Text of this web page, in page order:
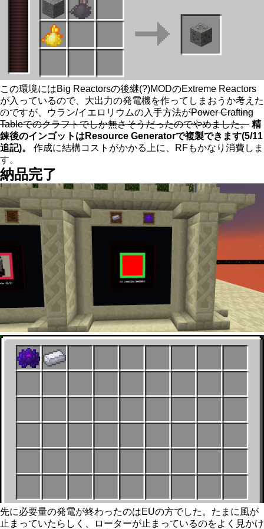
この環境にはBig Reactorsの後継(?)MODのExtreme Reactors
が入っているので、大出力の発電機を作ってしまおうか考えた
のですが、ウラン/イエロリウムの入手方法がPower Crafting
Tableでのクラフトでしか無さそうだったのでやめました。 精
錬後のインゴットはResource Generatorで複製できます(5/11
追記)。
作成に結構コストがかかる上に、RFもかなり消費しま
す。
納品完了
先に必要量の発電が終わったのはEUの方でした。たまに風が
止まっていたらしく、ローターが止まっているのをよく見かけ